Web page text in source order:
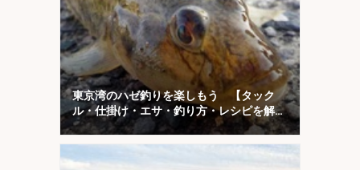
東京湾のハゼ釣りを楽しもう 【タック
ル・仕掛け・エサ・釣り方・レシピを解
説】